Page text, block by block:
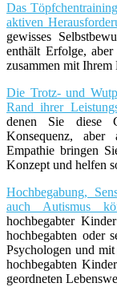
Das
aktiven
gewisses
enthält Erfolge,
zusammen mit
Die Trotz- und
Rand ihrer
denen Sie diese
Konsequenz,
Empathie bringen
Konzept und helfen
Hochbegabung,
auch Autismus
hochbegabter
hochbegabten oder
Psychologen und
hochbegabten
geordneten